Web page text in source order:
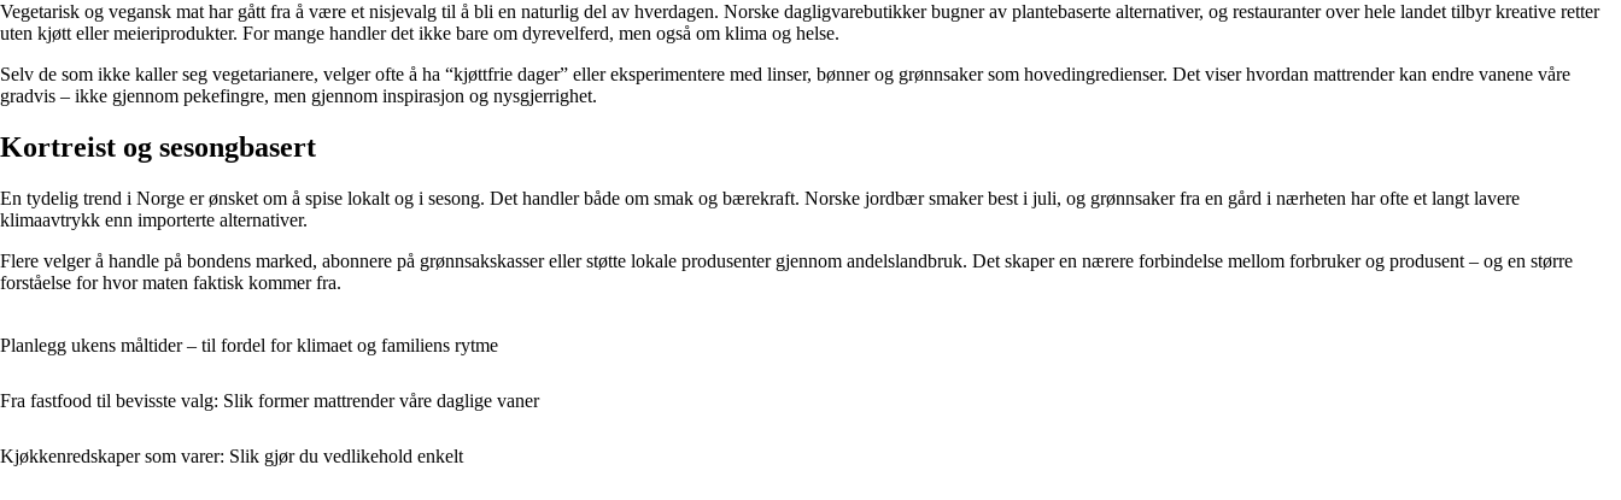
Vegetarisk og vegansk mat har gått fra å være et nisjevalg til å bli en naturlig del av hverdagen. Norske dagligvarebutikker bugner av plantebaserte alternativer, og restauranter over hele landet tilbyr kreative retter
uten kjøtt eller meieriprodukter. For mange handler det ikke bare om dyrevelferd, men også om klima og helse.
Selv de som ikke kaller seg vegetarianere, velger ofte å ha “kjøttfrie dager” eller eksperimentere med linser, bønner og grønnsaker som hovedingredienser. Det viser hvordan mattrender kan endre vanene våre
gradvis – ikke gjennom pekefingre, men gjennom inspirasjon og nysgjerrighet.
Kortreist og sesongbasert
En tydelig trend i Norge er ønsket om å spise lokalt og i sesong. Det handler både om smak og bærekraft. Norske jordbær smaker best i juli, og grønnsaker fra en gård i nærheten har ofte et langt lavere
klimaavtrykk enn importerte alternativer.
Flere velger å handle på bondens marked, abonnere på grønnsakskasser eller støtte lokale produsenter gjennom andelslandbruk. Det skaper en nærere forbindelse mellom forbruker og produsent – og en større
forståelse for hvor maten faktisk kommer fra.
Planlegg ukens måltider – til fordel for klimaet og familiens rytme
Fra fastfood til bevisste valg: Slik former mattrender våre daglige vaner
Kjøkkenredskaper som varer: Slik gjør du vedlikehold enkelt